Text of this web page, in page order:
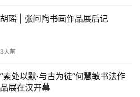
3天前
胡瑶 | 张问陶书画作品展后记
3天前